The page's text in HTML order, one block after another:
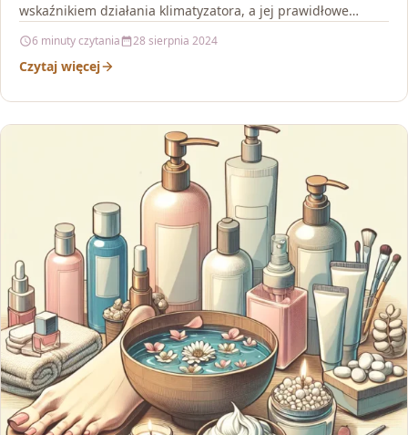
wskaźnikiem działania klimatyzatora, a jej prawidłowe
6 minuty czytania 28 sierpnia 2024
Czytaj więcej